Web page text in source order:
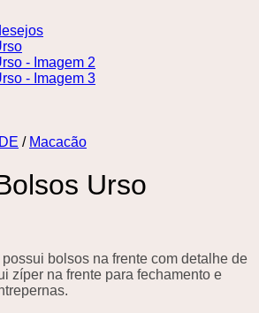
/ Macacão
Urso
bolsos na frente com detalhe de
zíper na frente para fechamento e